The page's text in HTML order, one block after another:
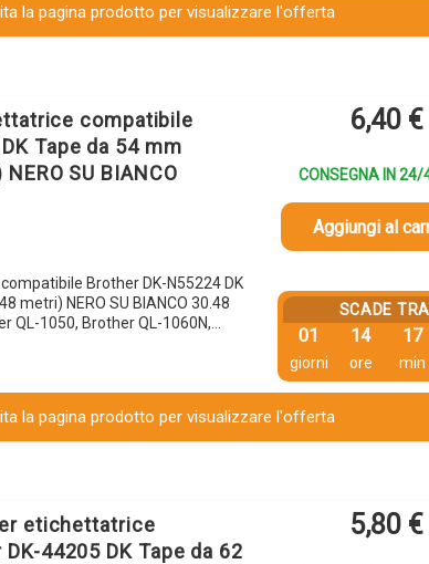
la pagina prodotto per visualizzare l'offerta
compatibile
Tape da 54 mm
SU BIANCO
Brother DK-N55224 DK
metri) NERO SU BIANCO 30.48
1050, Brother QL-1060N,…
6,40 €
CONSEGNA IN 24/
Aggiungi al
SCADE
01
giorni
14
ore
17
min
la pagina prodotto per visualizzare l'offerta
etichettatrice
44205 DK Tape da 62
5,80 €